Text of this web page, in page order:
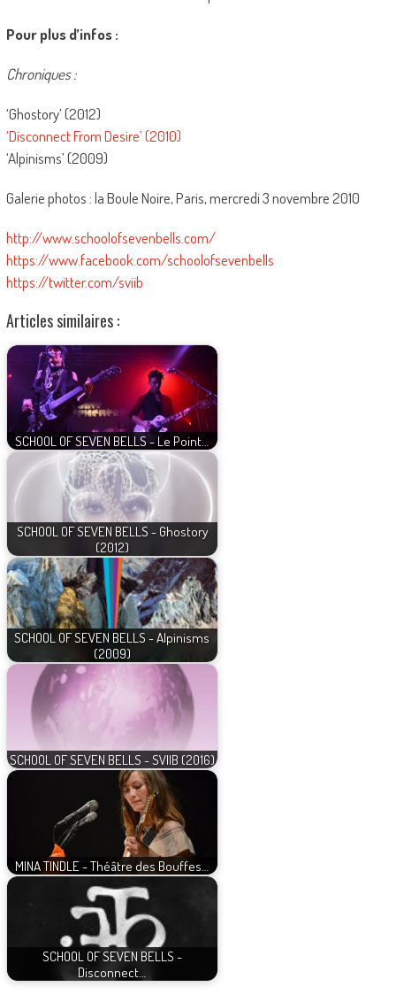
Pour plus d’infos :
Chroniques :
‘Ghostory’ (2012)
‘Disconnect From Desire’ (2010)
‘Alpinisms’ (2009)
Galerie photos : la Boule Noire, Paris, mercredi 3 novembre 2010
http://www.schoolofsevenbells.com/
https://www.facebook.com/schoolofsevenbells
https://twitter.com/sviib
Articles similaires :
SCHOOL OF SEVEN BELLS - Le Point…
SCHOOL OF SEVEN BELLS - Ghostory
(2012)
SCHOOL OF SEVEN BELLS - Alpinisms
(2009)
SCHOOL OF SEVEN BELLS - SVIIB (2016)
MINA TINDLE - Théâtre des Bouffes…
SCHOOL OF SEVEN BELLS -
Disconnect…